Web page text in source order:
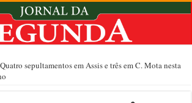
Quatro sepultamentos em Assis e três em C. Mota nesta